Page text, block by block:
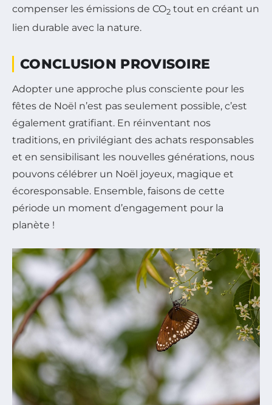
compenser les émissions de CO2 tout en créant un
lien durable avec la nature.
CONCLUSION PROVISOIRE
Adopter une approche plus consciente pour les
fêtes de Noël n’est pas seulement possible, c’est
également gratifiant. En réinventant nos
traditions, en privilégiant des achats responsables
et en sensibilisant les nouvelles générations, nous
pouvons célébrer un Noël joyeux, magique et
écoresponsable. Ensemble, faisons de cette
période un moment d’engagement pour la
planète !